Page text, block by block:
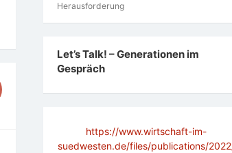
Herausforderung
Let’s Talk! – Generationen im
Gespräch
https://www.wirtschaft-im-
suedwesten.de/files/publications/2022_